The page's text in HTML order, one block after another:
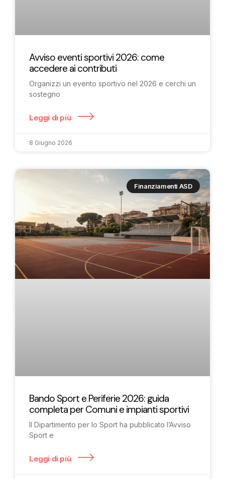
Avviso eventi sportivi 2026: come
accedere ai contributi
Organizzi un evento sportivo nel 2026 e cerchi un
sostegno
Leggi di più
8 Giugno 2026
Finanziamenti ASD
Bando Sport e Periferie 2026: guida
completa per Comuni e impianti sportivi
Il Dipartimento per lo Sport ha pubblicato l’Avviso
Sport e
Leggi di più